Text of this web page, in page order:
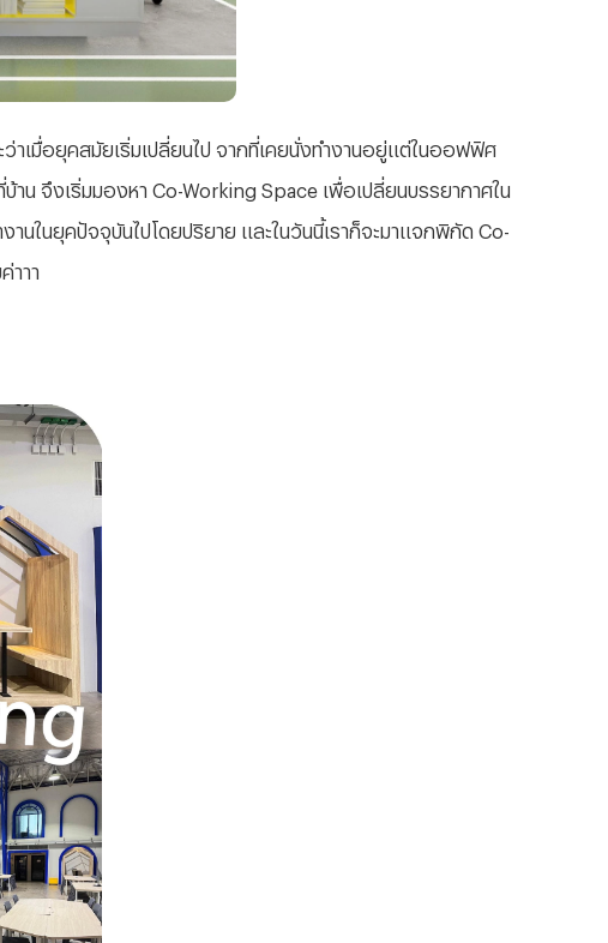
าเมื่อยุคสมัยเริ่มเปลี่ยนไป จากที่เคยนั่งทำงานอยู่แต่ในออฟฟิศ
าน จึงเริ่มมองหา Co-Working Space เพื่อเปลี่ยนบรรยากาศใน
ในยุคปัจจุบันไปโดยปริยาย และในวันนี้เราก็จะมาแจกพิกัด Co-
าาา